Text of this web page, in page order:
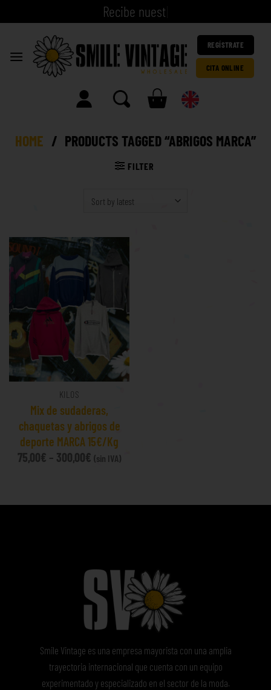
Reci be |
REGÍSTRATE
CITA ONLINE
HOME / PRODUCTS TAGGED “ABRIGOS MARCA”
FILTER
KILOS
Mix de sudaderas,
chaquetas y abrigos de
deporte MARCA 15€/Kg
75,00€ – 300,00€ (sin IVA)
Smile Vintage es una empresa mayorista con una amplia
trayectoria internacional que cuenta con un equipo
experimentado y especializado en el sector de la moda.